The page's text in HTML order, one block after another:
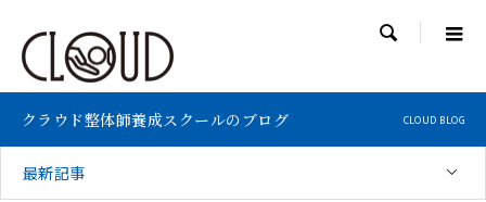

クラウド整体師養成スクールのブログ CLOUD BLOG
最新記事